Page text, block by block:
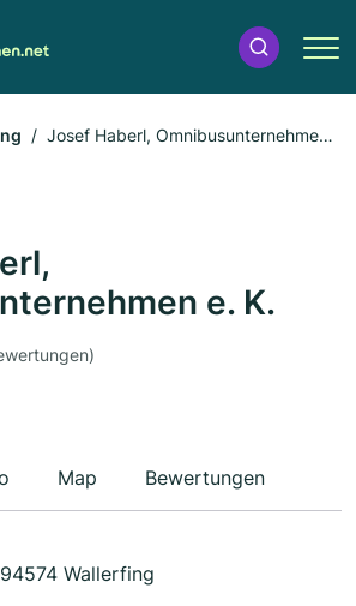
Josef Haberl, Omnibusunternehmen
e. K.
Map Bewertungen
Wallerfing